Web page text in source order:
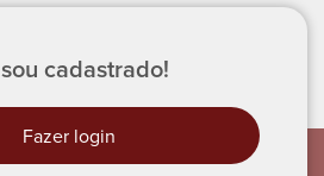
cadastrado!
Fazer login